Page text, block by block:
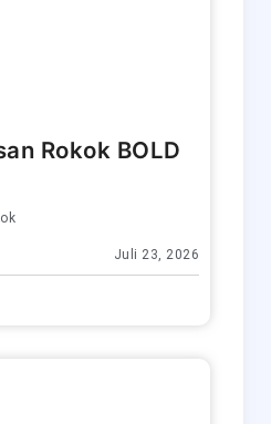
Rokok BOLD
Juli 23, 2026